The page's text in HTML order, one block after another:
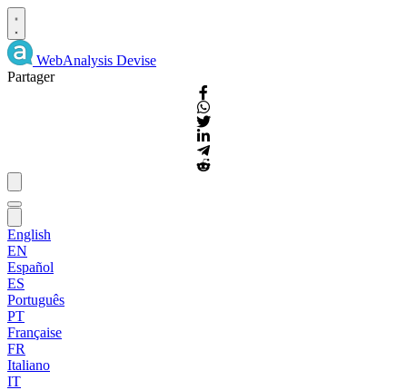
WebAnalysis Devise
Partager
English
EN
Español
ES
Português
PT
Française
FR
Italiano
IT